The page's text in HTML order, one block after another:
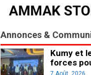
Annonces &
Kumy et
forces